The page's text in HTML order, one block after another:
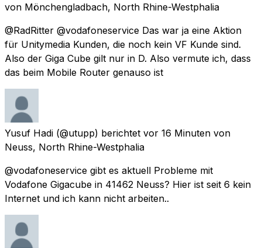
von Mönchengladbach, North Rhine-Westphalia
@RadRitter @vodafoneservice Das war ja eine Aktion
für Unitymedia Kunden, die noch kein VF Kunde sind.
Also der Giga Cube gilt nur in D. Also vermute ich, dass
das beim Mobile Router genauso ist
Yusuf Hadi (@utupp) berichtet vor 16 Minuten von
Neuss, North Rhine-Westphalia
@vodafoneservice gibt es aktuell Probleme mit
Vodafone Gigacube in 41462 Neuss? Hier ist seit 6 kein
Internet und ich kann nicht arbeiten..